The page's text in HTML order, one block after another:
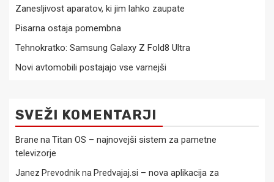
Zanesljivost aparatov, ki jim lahko zaupate
Pisarna ostaja pomembna
Tehnokratko: Samsung Galaxy Z Fold8 Ultra
Novi avtomobili postajajo vse varnejši
SVEŽI KOMENTARJI
Brane na Titan OS – najnovejši sistem za pametne
televizorje
Janez Prevodnikna Predvajaj.si – nova aplikacija za